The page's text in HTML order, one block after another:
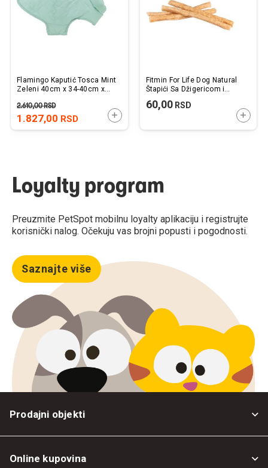
Flamingo Kaputić Tosca Mint
Zeleni 40cm x 34-40cm x
1.827,00 RSD
2.610,00RSD
DODAJTE U KORPU
Fitmin For Life Dog Natural
Štapići Sa Džigericom i
60,00RSD
Loyalty program
Preuzmite PetSpot mobilnu loyalty aplikaciju i registrujte
korisnički nalog. Očekuju vas brojni popusti i pogodnosti.
Saznajte više
Prodajni objekti
Online kupovina